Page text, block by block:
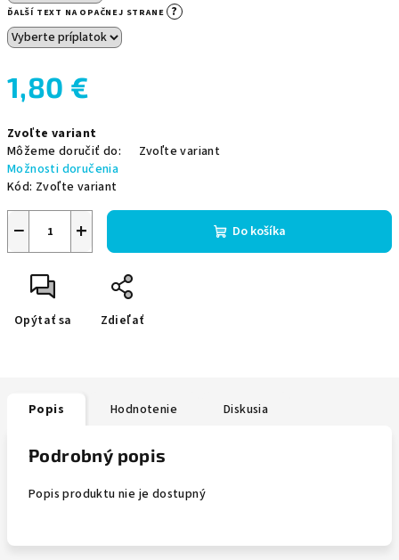
ĎALŠÍ TEXT NA OPAČNEJ STRANE ?
1,80 €
cena:
Zvoľte variant
Môžeme doručiť do:
Zvoľte variant
Možnosti doručenia
Kód: Zvoľte variant
+
− Do košíka
Opýtať sa Zdieľať
Popis Hodnotenie Diskusia
Podrobný popis
Popis produktu nie je dostupný